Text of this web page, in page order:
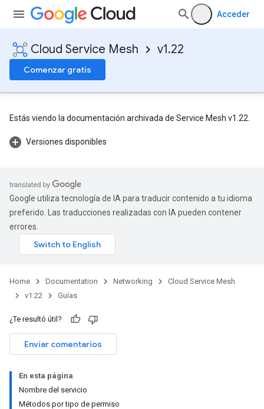
Acceder
Cloud Service Mesh v1.22
Comenzar gratis
Estás viendo la documentación archivada de Service Mesh v1.22.
Versiones disponibles
Google utiliza tecnología de IA para traducir contenido a tu idioma
preferido. Las traducciones realizadas con IA pueden contener
errores.
Home Documentation Networking
Cloud Service Mesh
v1.22
Guías
¿Te resultó útil?
Enviar comentarios
En esta página
Nombre del servicio
Métodos por tipo de permiso